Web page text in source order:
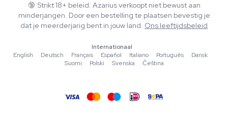
Veelgestelde vragen
Privacybeleid
Muziek
Redactionele normen
Tools & Calculators
🔞 Strikt 18+ beleid. Azarius verkoopt niet bewust aan
minderjarigen. Door een bestelling te plaatsen bevestig je
dat je meerderjarig bent in jouw land. Ons leeftijdsbeleid
Internationaal
English
·Deutsch ·Français ·Español ·Italiano ·Português ·Dansk
·
Suomi
·Polski ·Svenska ·Čeština